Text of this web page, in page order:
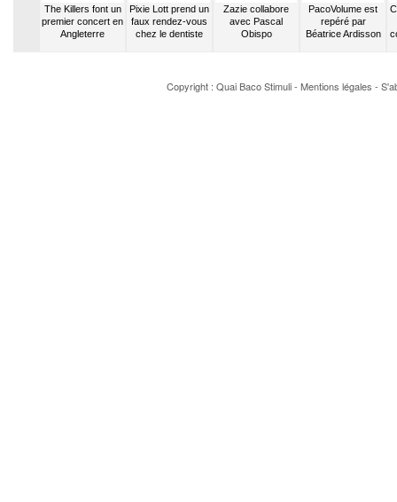
The Killers font un
premier concert en
Angleterre
Pixie Lott prend un
faux rendez-vous
chez le dentiste
Zazie collabore
avec Pascal
Obispo
PacoVolume est
repéré par
Béatrice Ardisson
Copyright : Quai BacoStimuli- Mentions légales -